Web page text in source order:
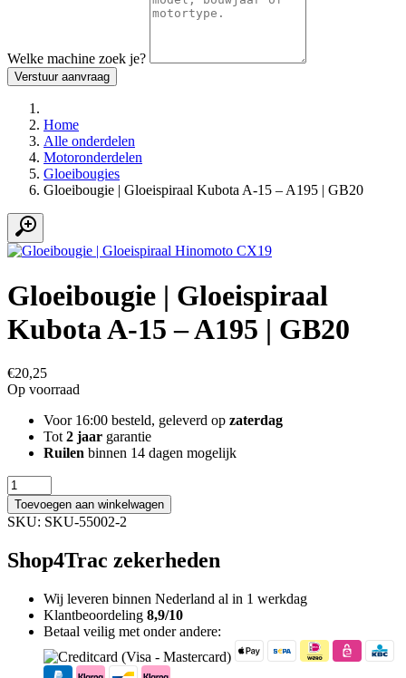
Welke machine zoek je?
Verstuur aanvraag
Home
Alle onderdelen
Motoronderdelen
Gloeibougies
Gloeibougie | Gloeispiraal Kubota A-15 – A195 | GB20
Gloeibougie | Gloeispiraal
Kubota A-15 – A195 | GB20
€20,25
Op voorraad
Voor 16:00 besteld, geleverd op zaterdag
Tot 2 jaar garantie
Ruilen binnen 14 dagen mogelijk
Toevoegen aan winkelwagen
SKU: SKU-55002-2
Shop4Trac zekerheden
Wij leveren binnen Nederland al in 1 werkdag
Klantbeoordeling 8,9/10
Betaal veilig met onder andere: